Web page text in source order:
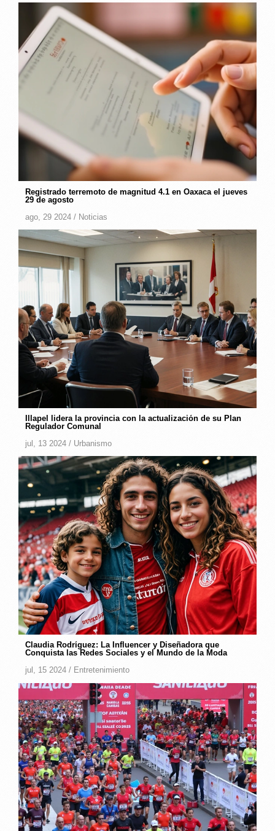
Registrado terremoto de magnitud 4.1 en Oaxaca el jueves
29 de agosto
ago, 29 2024 / Noticias
Illapel lidera la provincia con la actualización de su Plan
Regulador Comunal
jul, 13 2024 / Urbanismo
Claudia Rodríguez: La Influencer y Diseñadora que
Conquista las Redes Sociales y el Mundo de la Moda
jul, 15 2024 / Entretenimiento